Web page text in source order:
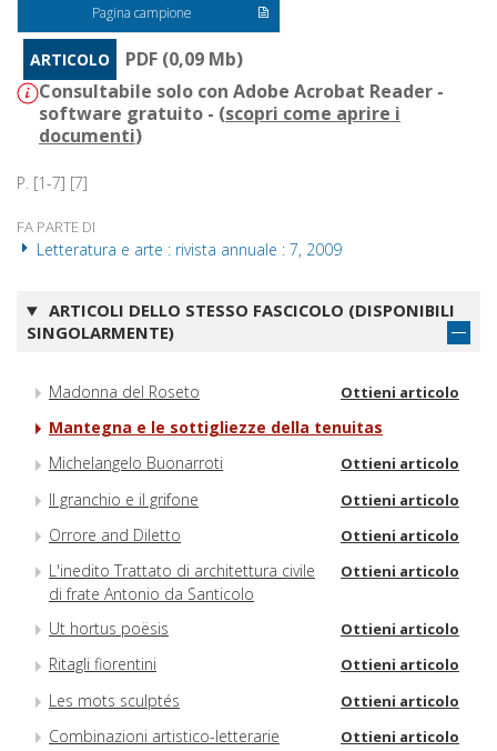
Pagina campione
ARTICOLO
PDF (0,09 Mb)
Consultabile solo con Adobe Acrobat Reader -
software gratuito - (scopri come aprire i
documenti)
P. [1-7] [7]
FA PARTE DI
Letteratura e arte : rivista annuale : 7, 2009
ARTICOLI DELLO STESSO FASCICOLO (DISPONIBILI
SINGOLARMENTE)
Madonna del Roseto Ottieni articolo
Mantegna e le sottigliezze della tenuitas
Michelangelo Buonarroti
Ottieni articolo
Il granchio e il grifone Ottieni articolo
Orrore and Diletto Ottieni articolo
L'inedito Trattato di architettura civile
di frate Antonio da Santicolo
Ottieni articolo
Ut hortus poësis Ottieni articolo
Ritagli fiorentini Ottieni articolo
Les mots sculptés Ottieni articolo
Combinazioni artistico-letterarie
Ottieni articolo